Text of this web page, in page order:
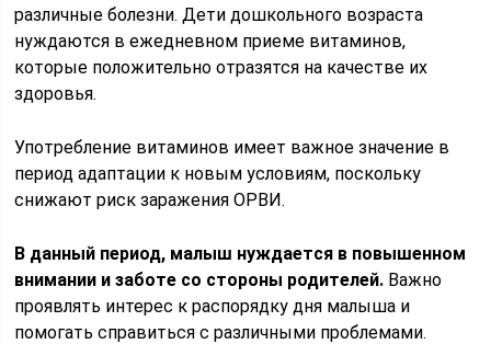
различные болезни. Дети дошкольного возраста
нуждаются в ежедневном приеме витаминов,
которые положительно отразятся на качестве их
здоровья.
Употребление витаминов имеет важное значение в
период адаптации к новым условиям, поскольку
снижают риск заражения ОРВИ.
В данный период, малыш нуждается в повышенном
внимании и заботе со стороны родителей. Важно
проявлять интерес к распорядку дня малыша и
помогать справиться с различными проблемами.